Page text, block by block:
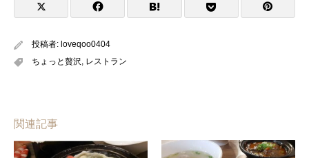
投稿者: loveqoo0404
ちょっと贅沢 レストラン
関連記事